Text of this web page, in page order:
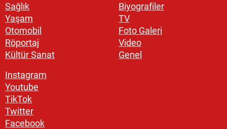
Sağlık
Yaşam
Otomobil
Röportaj
Kültür Sanat
Biyografiler
TV
Foto Galeri
Video
Genel
Instagram
Youtube
TikTok
Twitter
Facebook